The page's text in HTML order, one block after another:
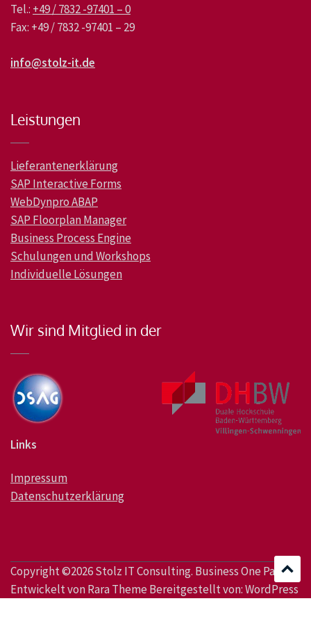
Tel.: +49 / 7832 -97401 – 0
Fax: +49 / 7832 -97401 – 29
info@stolz-it.de
Leistungen
Lieferantenerklärung
SAP Interactive Forms
WebDynpro ABAP
SAP Floorplan Manager
Business Process Engine
Schulungen und Workshops
Individuelle Lösungen
Wir sind Mitglied in der
Links
Impressum
Datenschutzerklärung
Copyright ©2026Stolz IT Consulting. Business One Page |
Entwickelt vonRara ThemeBereitgestellt von:WordPress